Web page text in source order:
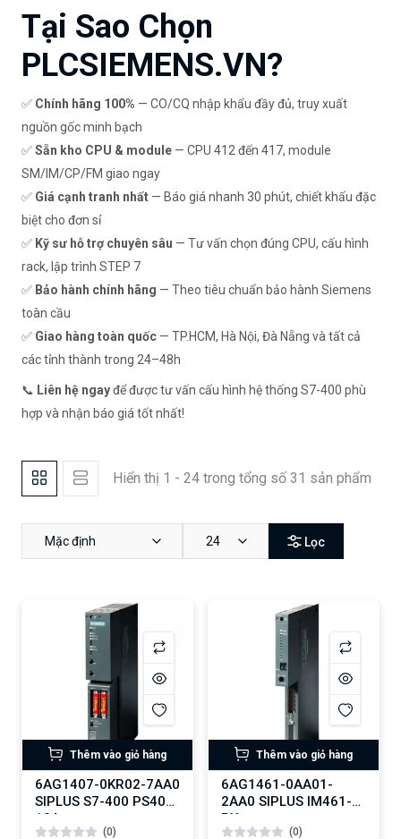
Tại Sao Chọn
PLCSIEMENS.VN?
✅ Chính hãng 100% — CO/CQ nhập khẩu đầy đủ, truy xuất
nguồn gốc minh bạch
✅Sẵn kho CPU & module — CPU 412 đến 417, module
SM/IM/CP/FM giao ngay
✅ Giá cạnh tranh nhất — Báo giá nhanh 30 phút, chiết khấu đặc
biệt cho đơn sỉ
✅ Kỹ sư hỗ trợ chuyên sâu — Tư vấn chọn đúng CPU, cấu hình
rack, lập trình STEP 7
✅ Bảo hành chính hãng — Theo tiêu chuẩn bảo hành Siemens
toàn cầu
✅ Giao hàng toàn quốc — TP.HCM, Hà Nội, Đà Nẵng và tất cả
các tỉnh thành trong 24–48h
📞 Liên hệ ngayđể được tư vấn cấu hình hệ thống S7-400 phù
hợp và nhận báo giá tốt nhất!
Hiển thị 1 - 24 trong tổng số 31 sản phẩm
Mặc định 24 Lọc
Thêm vào giỏ hàng
6AG1407-0KR02-7AA0
SIPLUS S7-400 PS407
10A
(0)
Thêm vào giỏ hàng
6AG1461-0AA01-
2AA0 SIPLUS IM461-0
RX
(0)